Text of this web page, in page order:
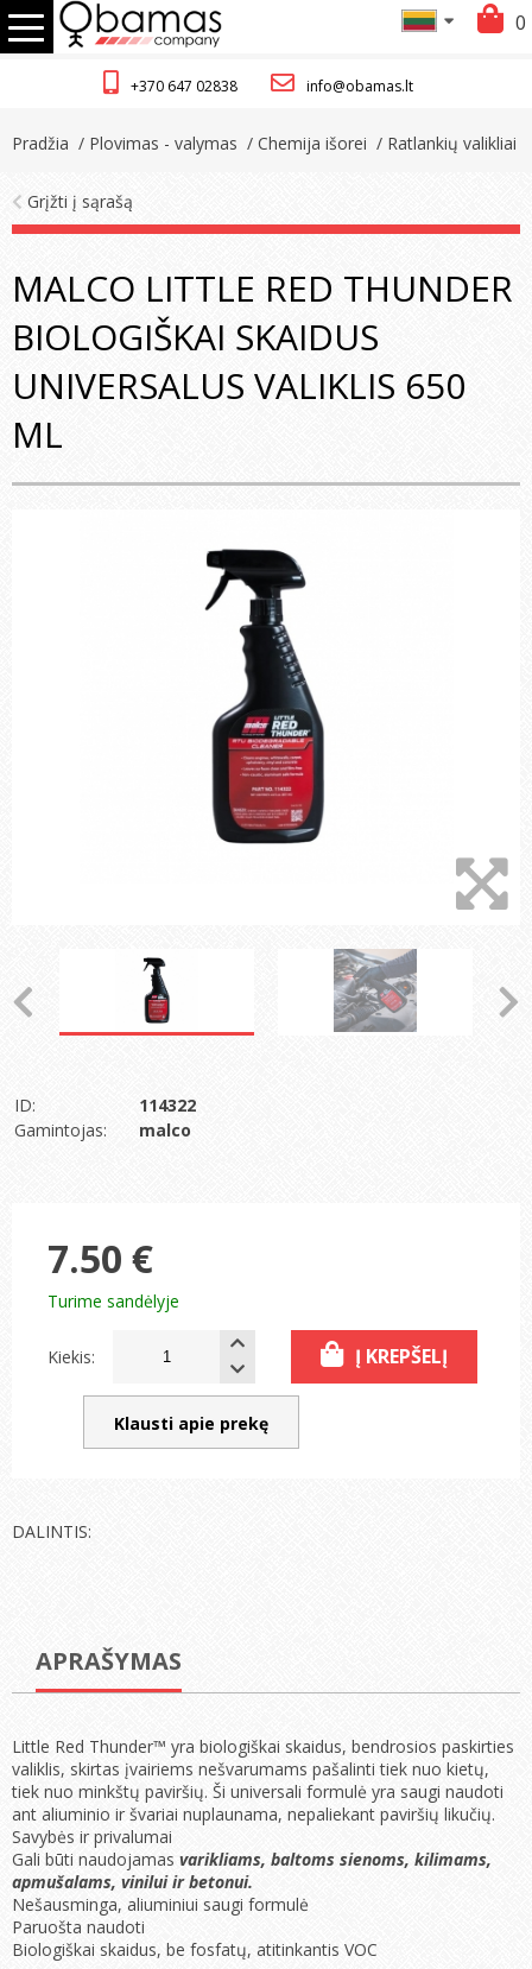
+370 647 02838 info@obamas.lt
0
Pradžia / Plovimas - valymas / Chemija išorei / Ratlankių valikliai
Grįžti į sąrašą
MALCO LITTLE RED THUNDER
BIOLOGIŠKAI SKAIDUS
UNIVERSALUS VALIKLIS 650
ML
ID:
114322
Gamintojas:
malco
7.50 €
Turime sandėlyje
Kiekis: Į KREPŠELĮ
Klausti apie prekę
DALINTIS:
APRAŠYMAS
Little Red Thunder™ yra biologiškai skaidus, bendrosios paskirties
valiklis, skirtas įvairiems nešvarumams pašalinti tiek nuo kietų,
tiek nuo minkštų paviršių. Ši universali formulė yra saugi naudoti
ant aliuminio ir švariai nuplaunama, nepaliekant paviršių likučių.
Savybės ir privalumai
Gali būti naudojamas varikliams, baltoms sienoms, kilimams,
apmušalams, vinilui ir betonui.
Nešausminga, aliuminiui saugi formulė
Paruošta naudoti
Biologiškai skaidus, be fosfatų, atitinkantis VOC